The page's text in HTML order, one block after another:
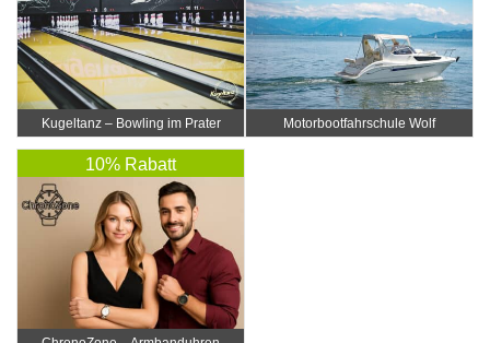
Kugeltanz – Bowling im Prater Motorbootfahrschule Wolf
10% Rabatt